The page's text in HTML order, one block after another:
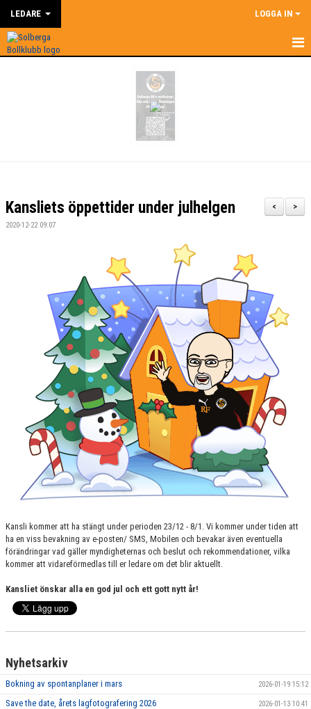
LEDARE LOGGA IN
DOKUMENT
>
<
Kansliets öppettider under julhelgen
2020-12-22 09:07
Kansli kommer att ha stängt under perioden 23/12 - 8/1. Vi kommer under tiden att
ha en viss bevakning av e-posten/ SMS, Mobilen och bevakar även eventuella
förändringar vad gäller myndigheternas och beslut och rekommendationer, vilka
kommer att vidareförmedlas till er ledare om det blir aktuellt.
Kansliet önskar alla en god jul och ett gott nytt år!
Nyhetsarkiv
Bokning av spontanplaner i mars 2026-01-19 15:12
Save the date, årets lagfotografering 2026 2026-01-13 10:41